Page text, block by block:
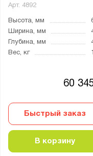
Арт. 4892
Высота, мм
Ширина, мм
Глубина, мм
Вес, кг
60
Быстрый заказ
В корзину